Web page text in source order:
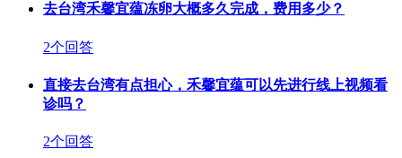
去台湾禾馨宜蕴冻卵大概多久完成，费用多少？
2个回答
直接去台湾有点担心，禾馨宜蕴可以先进行线上视频看
诊吗？
2个回答